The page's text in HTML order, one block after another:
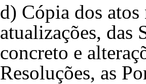
d) Cópia dos
atualizações, das
concreto e
Resoluções, as